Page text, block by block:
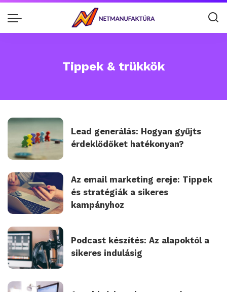
Tippek & trükkök
Lead generálás: Hogyan gyűjts
érdeklődőket hatékonyan?
Az email marketing ereje: Tippek
és stratégiák a sikeres
kampányhoz
Podcast készítés: Az alapoktól a
sikeres indulásig